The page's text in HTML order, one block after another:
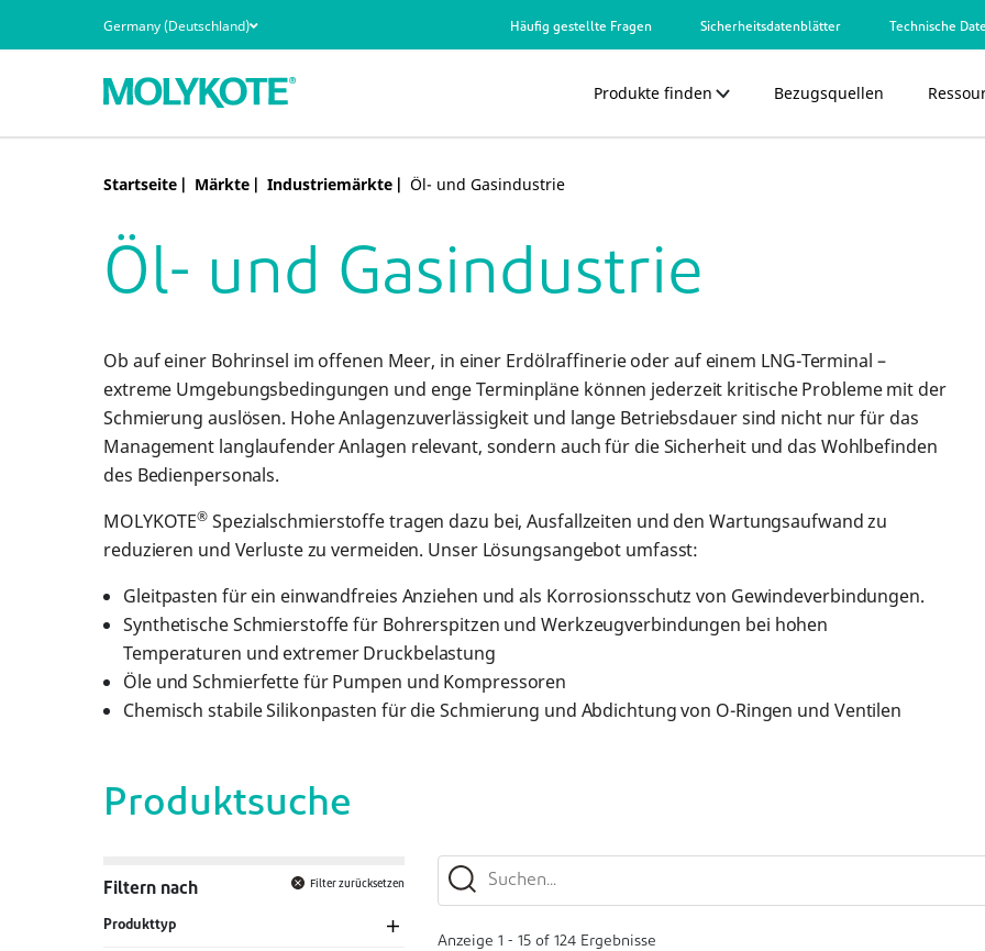
Germany (Deutschland) Häufig gestellte Fragen Sicherheitsdatenblätter Technische
Produkte finden
Produkttypen
Technologien
Märkte
Leistungsvorteile
Alle MOLYKOTE®Produkte
Bezugsquellen
Fallstudien
Neuigkeiten und Veranstaltungen
Qualitäts- und Umweltzertifizierungen
Alle Ressourcen anzeigen
Startseite Märkte Industriemärkte Öl- und Gasindustrie
Öl- und Gasindustrie
Ob auf einer Bohrinsel im offenen Meer, in einer Erdölraffinerie oder auf einem LNG-Terminal –
extreme Umgebungsbedingungen und enge Terminpläne können jederzeit kritische Probleme mit der
Schmierung auslösen. Hohe Anlagenzuverlässigkeit und lange Betriebsdauer sind nicht nur für das
Management langlaufender Anlagen relevant, sondern auch für die Sicherheit und das Wohlbefinden
des Bedienpersonals.
MOLYKOTE® Spezialschmierstoffe tragen dazu bei, Ausfallzeiten und den Wartungsaufwand zu
reduzieren und Verluste zu vermeiden. Unser Lösungsangebot umfasst:
Gleitpasten für ein einwandfreies Anziehen und als Korrosionsschutz von Gewindeverbindungen.
Synthetische Schmierstoffe für Bohrerspitzen und Werkzeugverbindungen bei hohen
Temperaturen und extremer Druckbelastung
Öle und Schmierfette für Pumpen und Kompressoren
Chemisch stabile Silikonpasten für die Schmierung und Abdichtung von O-Ringen und Ventilen
Produktsuche
Filtern nach Filter zurücksetzen
Produkttyp
Anzeige 1 - 15 of 124 Ergebnisse